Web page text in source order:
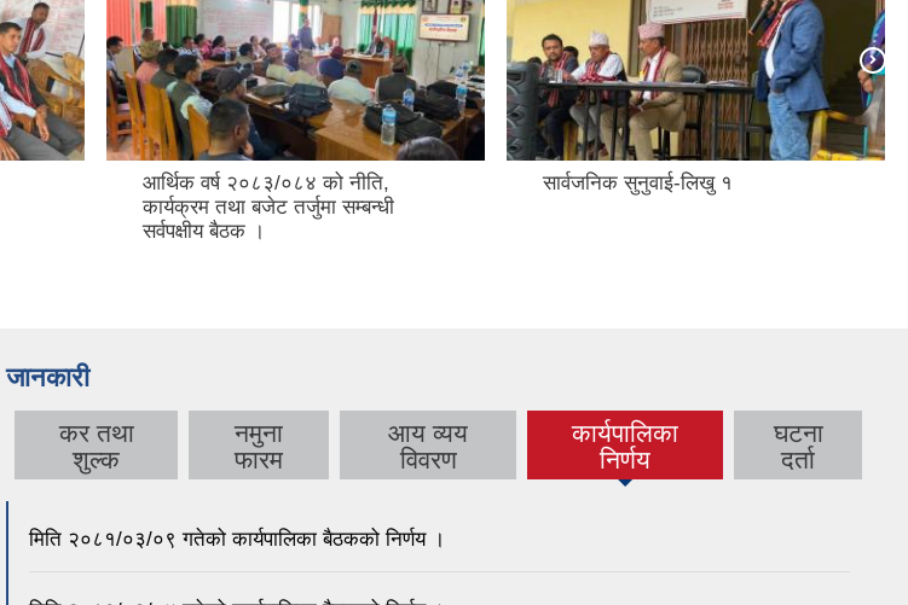
आर्थिक वर्ष २०८३/०८४ को नीति,
कार्यक्रम तथा बजेट तर्जुमा सम्बन्धी
सर्वपक्षीय बैठक ।
सार्वजनिक सुनुवाई-लिखु १
जानकारी
कर तथा
शुल्क
नमुना
फारम
आय व्यय
विवरण
कार्यपालिका
निर्णय
(active tab)
घटना
दर्ता
मिति २०८१/०३/०९ गतेको कार्यपालिका बैठकको निर्णय ।